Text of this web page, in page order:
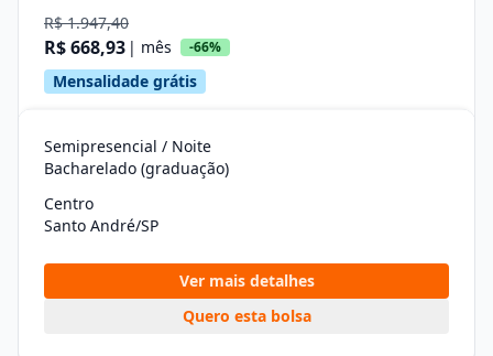
R$ 1.947,40
R$ 668,93 | mês -66%
Mensalidade grátis
Semipresencial / Noite
Bacharelado (graduação)
Centro
Santo André/SP
Ver mais detalhes
Quero esta bolsa